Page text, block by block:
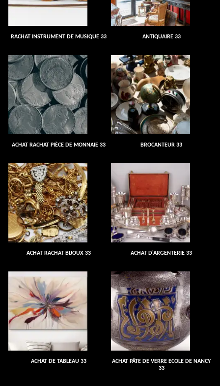
RACHAT INSTRUMENT DE MUSIQUE 33 ANTIQUAIRE 33
ACHAT RACHAT PIÈCE DE MONNAIE 33 BROCANTEUR 33
ACHAT RACHAT BIJOUX 33 ACHAT D'ARGENTERIE 33
ACHAT DE TABLEAU 33
ACHAT PÂTE DE VERRE ECOLE DE NANCY
33